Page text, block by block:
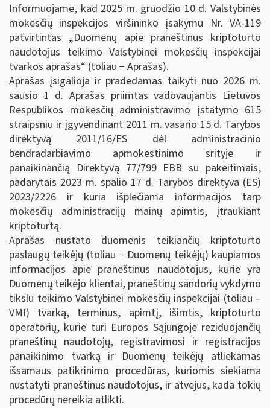
Informuojame, kad 2025 m. gruodžio 10 d. Valstybinės
mokesčių inspekcijos viršininko įsakymu Nr. VA-119
patvirtintas „Duomenų apie praneštinus kriptoturto
naudotojus teikimo Valstybinei mokesčių inspekcijai
tvarkos aprašas“ (toliau − Aprašas).
Aprašas įsigalioja ir pradedamas taikyti nuo 2026 m.
sausio 1 d. Aprašas priimtas vadovaujantis Lietuvos
Respublikos mokesčių administravimo įstatymo 615
straipsniu ir įgyvendinant 2011 m. vasario 15 d. Tarybos
direktyvą 2011/16/ES dėl administracinio
bendradarbiavimo apmokestinimo srityje ir
panaikinančią Direktyvą 77/799 EBB su pakeitimais,
padarytais 2023 m. spalio 17 d. Tarybos direktyva (ES)
2023/2226 ir kuria išplečiama informacijos tarp
mokesčių administracijų mainų apimtis, įtraukiant
kriptoturtą.
Aprašas nustato duomenis teikiančių kriptoturto
paslaugų teikėjų (toliau − Duomenų teikėjų) kaupiamos
informacijos apie praneštinus naudotojus, kurie yra
Duomenų teikėjo klientai, praneštinų sandorių vykdymo
tikslu teikimo Valstybinei mokesčių inspekcijai (toliau –
VMI) tvarką, terminus, apimtį, išimtis, kriptoturto
operatorių, kurie turi Europos Sąjungoje reziduojančių
praneštinų naudotojų, registravimosi ir registracijos
panaikinimo tvarką ir Duomenų teikėjų atliekamas
išsamaus patikrinimo procedūras, kuriomis siekiama
nustatyti praneštinus naudotojus, ir atvejus, kada tokių
procedūrų nereikia atlikti.